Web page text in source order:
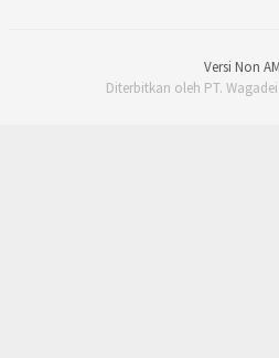
Versi Non
Diterbitkan oleh PT.